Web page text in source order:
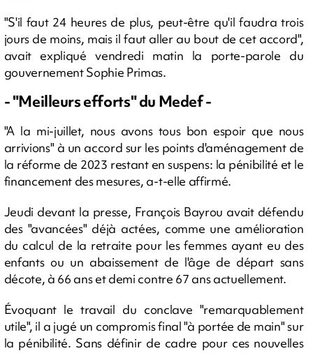
"S'il faut 24 heures de plus, peut-être qu'il faudra trois
jours de moins, mais il faut aller au bout de cet accord",
avait expliqué vendredi matin la porte-parole du
gouvernement Sophie Primas.
- "Meilleurs efforts" du Medef -
"A la mi-juillet, nous avons tous bon espoir que nous
arrivions" à un accord sur les points d'aménagement de
la réforme de 2023 restant en suspens: la pénibilité et le
financement des mesures, a-t-elle affirmé.
Jeudi devant la presse, François Bayrou avait défendu
des "avancées" déjà actées, comme une amélioration
du calcul de la retraite pour les femmes ayant eu des
enfants ou un abaissement de l'âge de départ sans
décote, à 66 ans et demi contre 67 ans actuellement.
Évoquant le travail du conclave "remarquablement
utile", il a jugé un compromis final "à portée de main" sur
la pénibilité. Sans définir de cadre pour ces nouvelles